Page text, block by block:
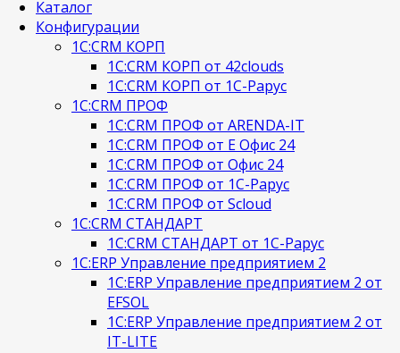
Каталог
Конфигурации
1С:CRM КОРП
1С:CRM КОРП от 42clouds
1С:CRM КОРП от 1С-Рарус
1С:CRM ПРОФ
1С:CRM ПРОФ от ARENDA-IT
1С:CRM ПРОФ от Е Офис 24
1С:CRM ПРОФ от Офис 24
1С:CRM ПРОФ от 1С-Рарус
1С:CRM ПРОФ от Scloud
1С:CRM СТАНДАРТ
1С:CRM СТАНДАРТ от 1С-Рарус
1С:ERP Управление предприятием 2
1С:ERP Управление предприятием 2 от
EFSOL
1С:ERP Управление предприятием 2 от
IT-LITE